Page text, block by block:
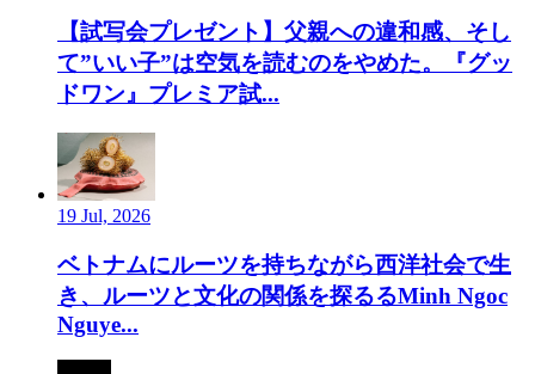
【試写会プレゼント】父親への違和感、そし
て”いい子”は空気を読むのをやめた。『グッ
ドワン』プレミア試...
19 Jul, 2026
ベトナムにルーツを持ちながら西洋社会で生
き、ルーツと文化の関係を探るるMinh Ngoc
Nguye...